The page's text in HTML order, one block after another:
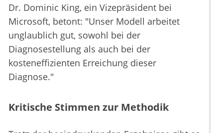
Dr. Dominic King, ein Vizepräsident bei
Microsoft, betont: "Unser Modell arbeitet
unglaublich gut, sowohl bei der
Diagnosestellung als auch bei der
kosteneffizienten Erreichung dieser
Diagnose."
Kritische Stimmen zur Methodik